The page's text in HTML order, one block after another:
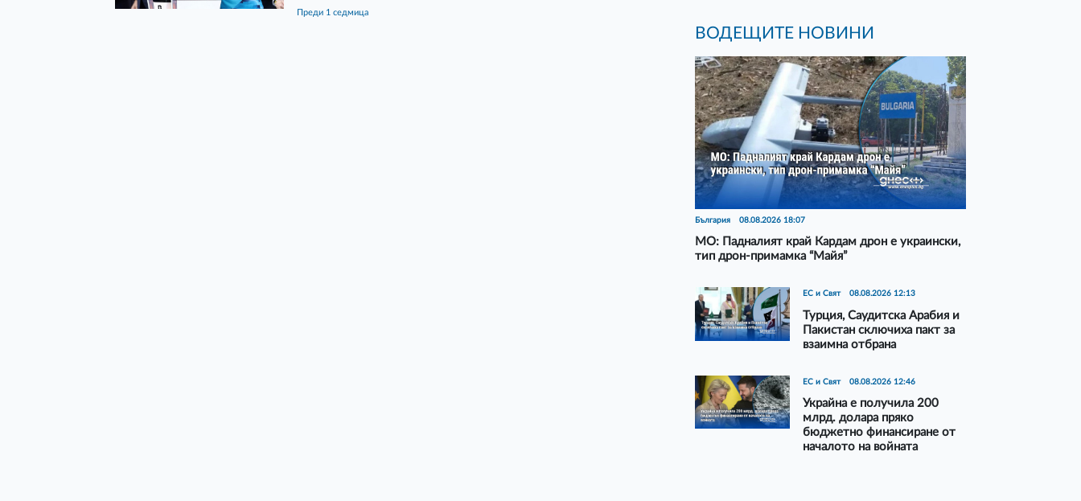
преди 1 седмица
ВОДЕЩИТЕ НОВИНИ
България 08.08.2026 18:07
МО: Падналият край Кардам дрон е украински,
тип дрон-примамка “Майя”
ЕС и Свят 08.08.2026 12:13
Турция, Саудитска Арабия и
Пакистан сключиха пакт за
взаимна отбрана
ЕС и Свят 08.08.2026 12:46
Украйна е получила 200
млрд. долара пряко
бюджетно финансиране от
началото на войната